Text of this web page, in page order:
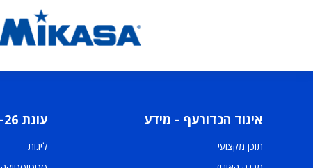
איגוד הכדורעף - מידע
תוכן מקצועי
עונת 2025-26
ליגות